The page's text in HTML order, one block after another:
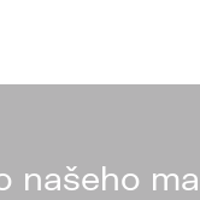
našeho